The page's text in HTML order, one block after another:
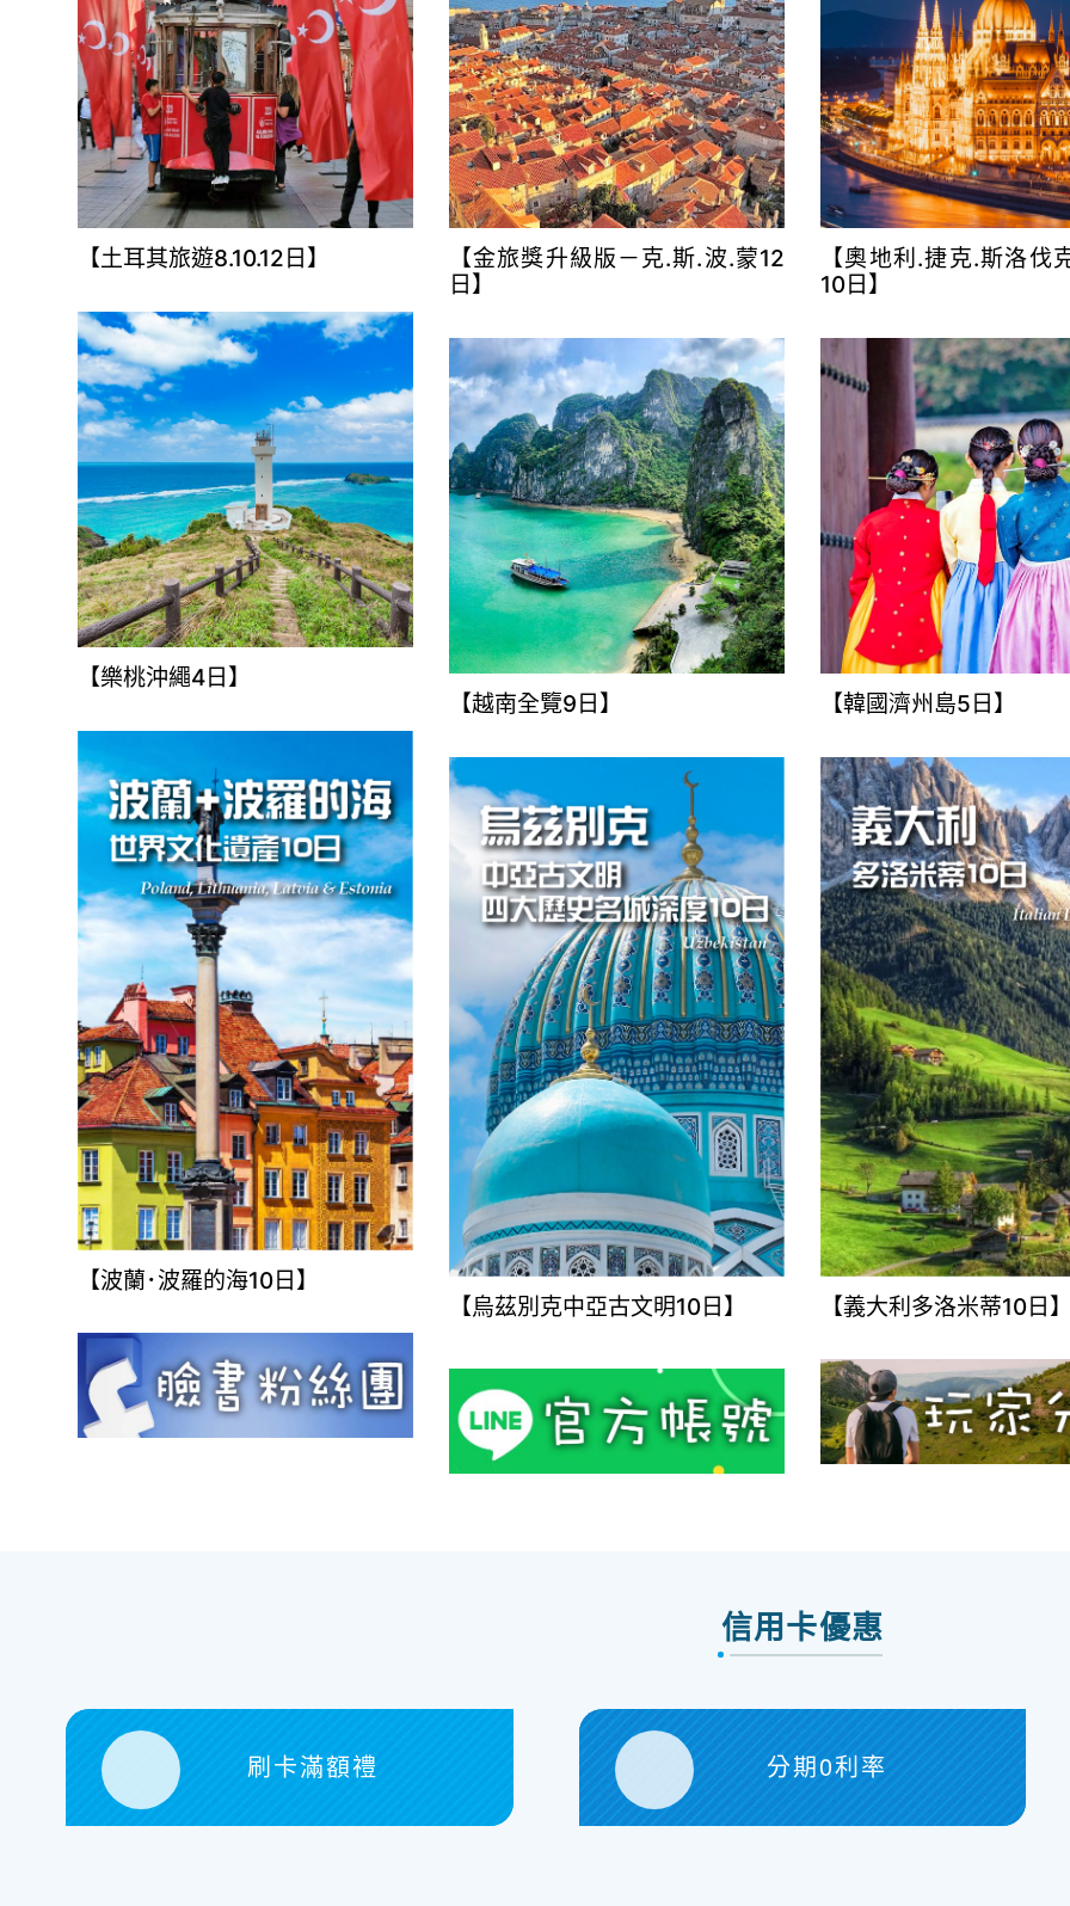
【土耳其旅遊8.10.12日】
【金旅獎升級版－克.斯.波.蒙12
日】
【奧地利.捷克.斯洛伐
10日】
【樂桃沖繩4日】
【越南全覽9日】
【韓國濟州島5日】
【波蘭･波羅的海10日】
【烏茲別克中亞古文明10日】
【義大利多洛米蒂10日
信用卡優惠
刷卡滿額禮 分期0利率